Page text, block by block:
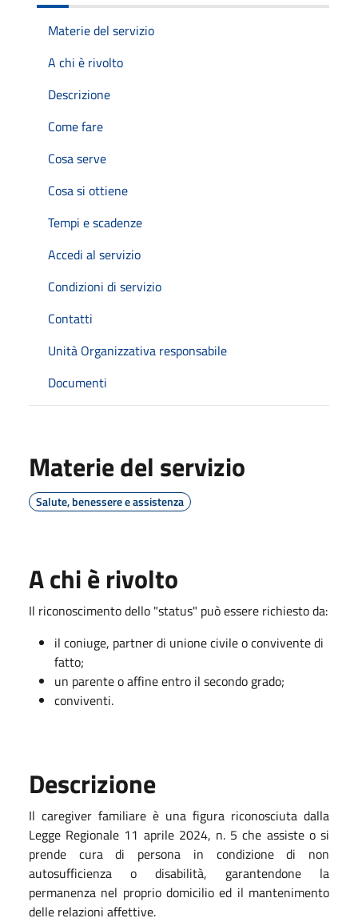
Materie del servizio
A chi è rivolto
Descrizione
Come fare
Cosa serve
Cosa si ottiene
Tempi e scadenze
Accedi al servizio
Condizioni di servizio
Contatti
Unità Organizzativa responsabile
Documenti
Materie del servizio
Salute, benessere e assistenza
A chi è rivolto
Il riconoscimento dello "status" può essere richiesto da:
il coniuge, partner di unione civile o convivente di
fatto;
un parente o affine entro il secondo grado;
conviventi.
Descrizione
Il caregiver familiare è una figura riconosciuta dalla
Legge Regionale 11 aprile 2024, n. 5 che assiste o si
prende cura di persona in condizione di non
autosufficienza o disabilità, garantendone la
permanenza nel proprio domicilio ed il mantenimento
delle relazioni affettive.